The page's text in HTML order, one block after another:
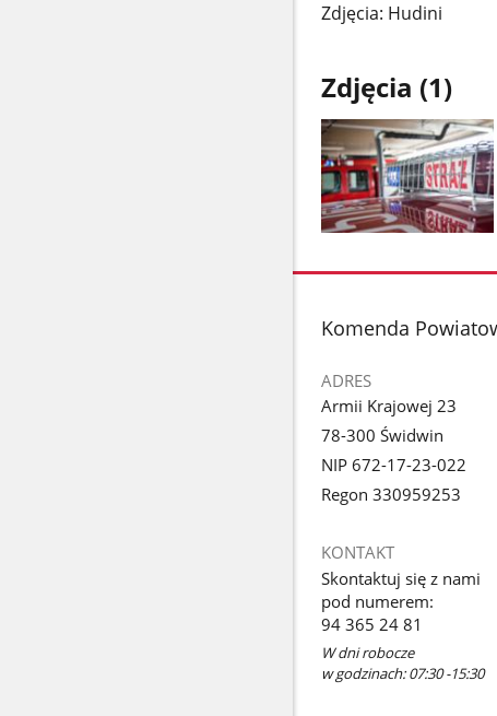
Zdjęcia: Hudini
Zdjęcia (1)
zdjęcie
galerii.
stopka
Komenda
ADRES
Armii Krajowej 23
78-300 Świdwin
NIP 672-17-23-022
Regon 330959253
KONTAKT
Skontaktuj się z nami
pod numerem:
94 365 24 81
W dni robocze
w godzinach: 07:30 -15:30